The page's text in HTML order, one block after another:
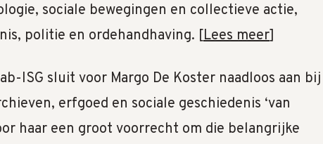
sociale bewegingen en collectieve actie,
politie en ordehandhaving. [Lees meer]
ISG sluit voor Margo De Koster naadloos aan bij
erfgoed en sociale geschiedenis ‘van
haar een groot voorrecht om die belangrijke